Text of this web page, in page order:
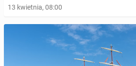
13 kwietnia, 08:00